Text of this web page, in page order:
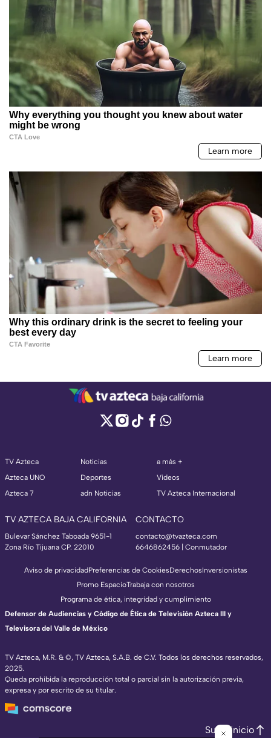
TV Azteca
Azteca UNO
Azteca 7
Noticias
Deportes
adn Noticias
a más +
Videos
TV Azteca Internacional
TV AZTECA BAJA CALIFORNIA
Bulevar Sánchez Taboada 9651-1
Zona Río Tijuana CP. 22010
CONTACTO
contacto@tvazteca.com
6646862456 | Conmutador
TV Azteca, M.R. & ©, TV Azteca, S.A.B. de C.V. Todos los derechos reservados,
2025.
Queda prohibida la reproducción total o parcial sin la autorización previa,
expresa y por escrito de su titular.
Aviso de privacidadPreferencias de CookiesDerechosInversionistas
Promo EspacioTrabaja con nosotros
Programa de ética, integridad y cumplimiento
Defensor de Audiencias y Código de Ética de Televisión Azteca III y
Televisora del Valle de México
Subir inicio